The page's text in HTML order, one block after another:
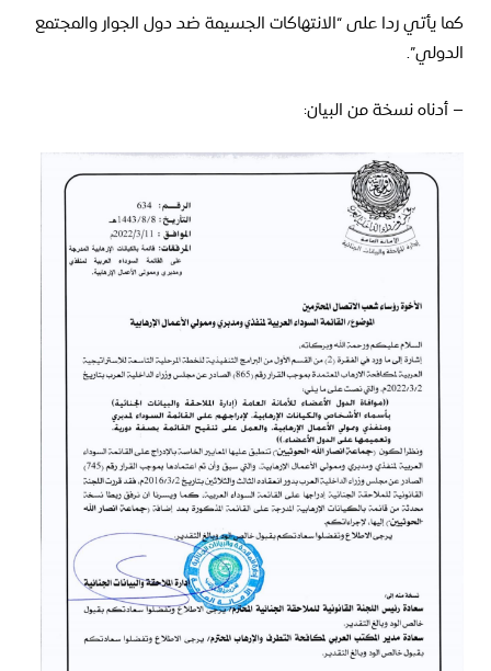
كما يأتي ردا على “الانتهاكات الجسيمة ضد دول الجوار والمجتمع
الدولي”.
– أدناه نسخة من البيان: